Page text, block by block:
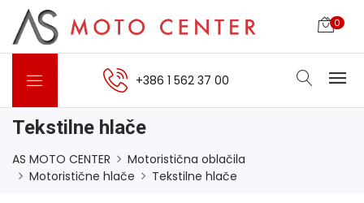
0
+386 1 562 37 00
Tekstilne hlače
AS MOTO CENTER
Motoristična oblačila
Motoristične hlače
Tekstilne hlače